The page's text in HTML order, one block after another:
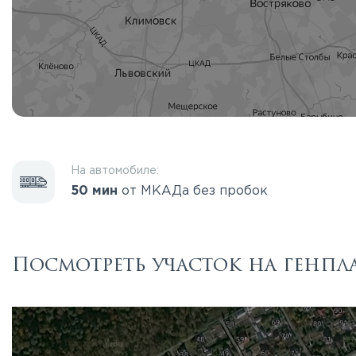
На автомобиле:
50 мин от МКАДа без пробок
Посмотреть участок на